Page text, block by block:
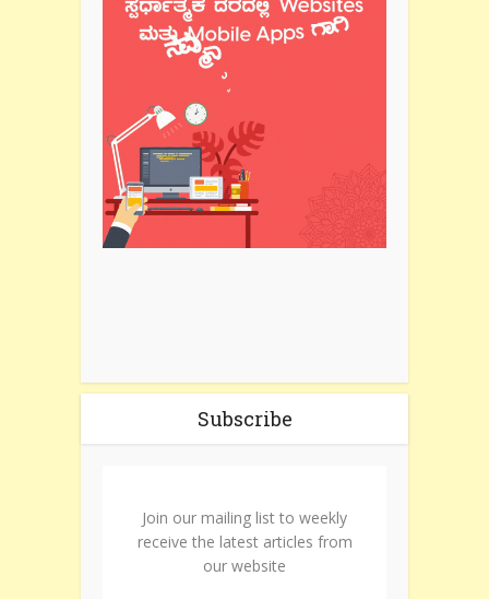
Subscribe
Join our mailing list to weekly
receive the latest articles from
our website